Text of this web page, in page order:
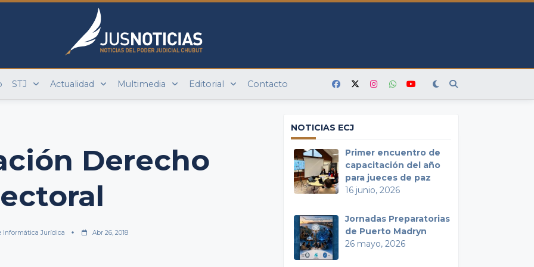
STJ Actualidad Multimedia Editorial Contacto
Derecho
Informática Jurídica Abr 26, 2018
NOTICIAS ECJ
Primer encuentro de
capacitación del año
para jueces de paz
16 junio, 2026
Jornadas Preparatorias
de Puerto Madryn
26 mayo, 2026